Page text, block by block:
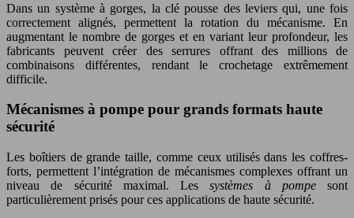
Dans un système à gorges, la clé pousse des leviers qui, une fois
correctement alignés, permettent la rotation du mécanisme. En
augmentant le nombre de gorges et en variant leur profondeur, les
fabricants peuvent créer des serrures offrant des millions de
combinaisons différentes, rendant le crochetage extrêmement
difficile.
Mécanismes à pompe pour grands formats haute
sécurité
Les boîtiers de grande taille, comme ceux utilisés dans les coffres-
forts, permettent l’intégration de mécanismes complexes offrant un
niveau de sécurité maximal. Lessystèmes à pompe sont
particulièrement prisés pour ces applications de haute sécurité.